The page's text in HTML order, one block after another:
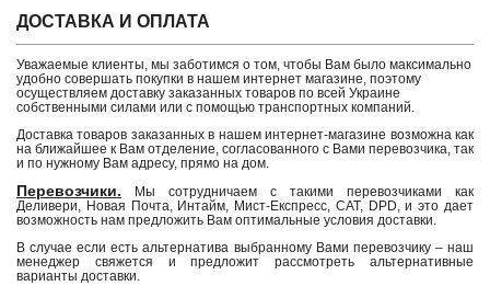
ДОСТАВКА И ОПЛАТА
Уважаемые клиенты, мы заботимся о том, чтобы Вам было максимально
удобно совершать покупки в нашем интернет магазине, поэтому
осуществляем доставку заказанных товаров по всей Украине
собственными силами или с помощью транспортных компаний.
Доставка товаров заказанных в нашем интернет-магазине возможна как
на ближайшее к Вам отделение, согласованного с Вами перевозчика, так
и по нужному Вам адресу, прямо на дом.
Перевозчики. Мы сотрудничаем с такими перевозчиками как
Деливери, Новая Почта, Интайм, Мист-Експресс, САТ, DPD, и это дает
возможность нам предложить Вам оптимальные условия доставки.
В случае если есть альтернатива выбранному Вами перевозчику – наш
менеджер свяжется и предложит рассмотреть альтернативные
варианты доставки.